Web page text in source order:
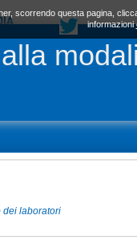
dei laboratori
scorrendo questa pagina,
informazioni